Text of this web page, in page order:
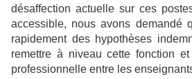
désaffection actuelle sur ces
accessible, nous avons demandé
rapidement des hypothèses
remettre à niveau cette fonction
professionnelle entre les